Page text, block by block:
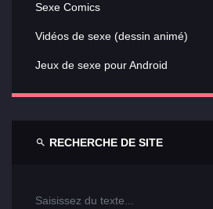
Sexe Comics
Vidéos de sexe (dessin animé)
Jeux de sexe pour Android
RECHERCHE DE SITE